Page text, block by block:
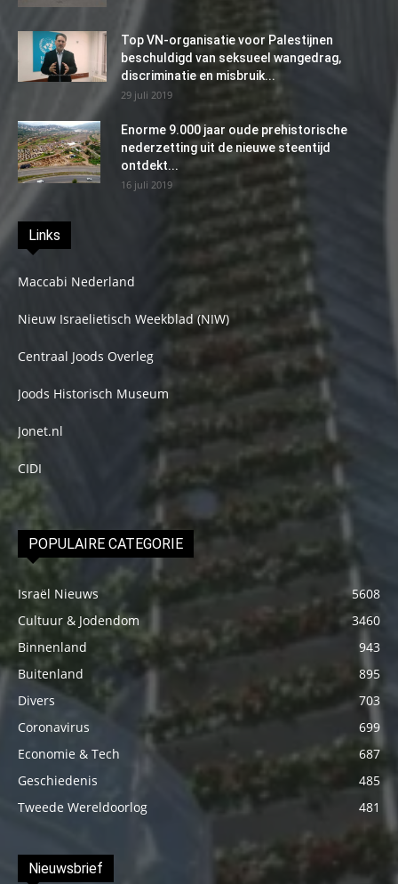
Top VN-organisatie voor Palestijnen
beschuldigd van seksueel wangedrag,
discriminatie en misbruik...
29 juli 2019
Enorme 9.000 jaar oude prehistorische
nederzetting uit de nieuwe steentijd
ontdekt...
16 juli 2019
Links
Maccabi Nederland
Nieuw Israelietisch Weekblad (NIW)
Centraal Joods Overleg
Joods Historisch Museum
Jonet.nl
CIDI
POPULAIRE CATEGORIE
Israël Nieuws
5608
Cultuur & Jodendom
3460
Binnenland
943
Buitenland
895
Divers
703
Coronavirus
699
Economie & Tech
687
Geschiedenis
485
Tweede Wereldoorlog
481
Nieuwsbrief